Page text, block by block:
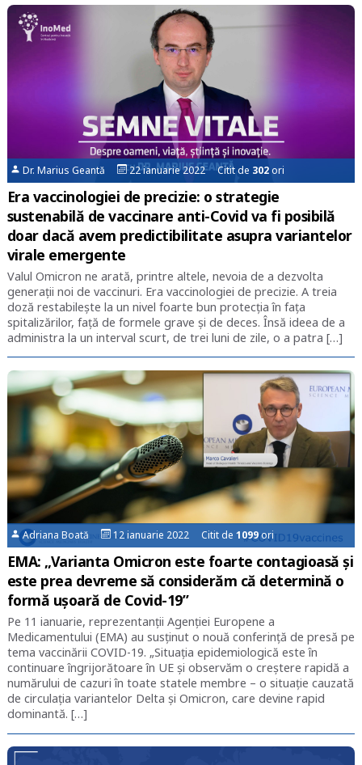
Dr. Marius Geantă 22 ianuarie 2022 Citit de 302ori
Era vaccinologiei de precizie: o strategie
sustenabilă de vaccinare anti-Covid va fi posibilă
doar dacă avem predictibilitate asupra variantelor
virale emergente
Valul Omicron ne arată, printre altele, nevoia de a dezvolta
generații noi de vaccinuri. Era vaccinologiei de precizie. A treia
doză restabilește la un nivel foarte bun protecția în fața
spitalizărilor, față de formele grave și de deces. Însă ideea de a
administra la un interval scurt, de trei luni de zile, o a patra […]
Adriana Boată 12 ianuarie 2022 Citit de1099ori
EMA: „Varianta Omicron este foarte contagioasă și
este prea devreme să considerăm că determină o
formă ușoară de Covid-19”
Pe 11 ianuarie, reprezentanții Agenției Europene a
Medicamentului (EMA) au susținut o nouă conferință de presă pe
tema vaccinării COVID-19. „Situația epidemiologică este în
continuare îngrijorătoare în UE și observăm o creștere rapidă a
numărului de cazuri în toate statele membre – o situație cauzată
de circulația variantelor Delta și Omicron, care devine rapid
dominantă. […]